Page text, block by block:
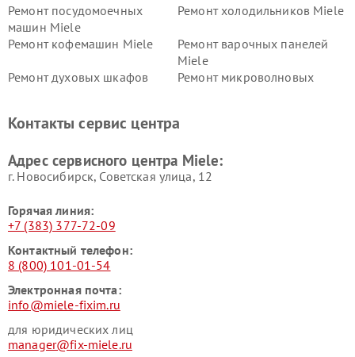
Ремонт посудомоечных
машин Miele
Ремонт холодильников Miele
Ремонт кофемашин Miele
Ремонт варочных панелей
Miele
Ремонт духовых шкафов
Ремонт микроволновых
Miele
Miele
пылесосов Miele
Контакты сервис центра
Адрес сервисного центра Miele:
г. Новосибирск, Советская улица, 12
Горячая линия:
+7 (383) 377-72-09
Контактный телефон:
8 (800) 101-01-54
Электронная почта:
info@miele-fixim.ru
для юридических лиц
manager@fix-miele.ru